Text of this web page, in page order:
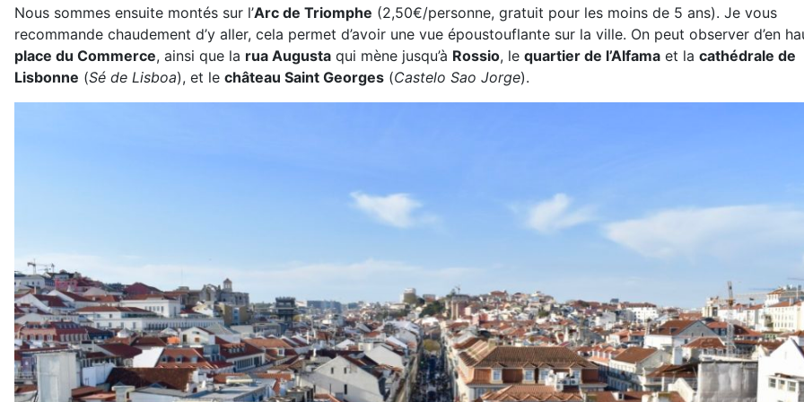
Nous sommes ensuite montés sur l’Arc de Triomphe (2,50€/personne, gratuit pour les moins de 5 ans). Je vous
recommande chaudement d’y aller, cela permet d’avoir une vue époustouflante sur la ville. On peut observer d’en
place du Commerce, ainsi que la rua Augusta qui mène jusqu’à Rossio, le quartier de l’Alfama et la cathédrale de
Lisbonne (Sé de Lisboa), et le château Saint Georges (Castelo Sao Jorge).